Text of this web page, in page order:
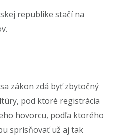
republike stačí na
zákon zdá byť zbytočný
pod ktoré registrácia
hovorcu, podľa ktorého
sprísňovať už aj tak